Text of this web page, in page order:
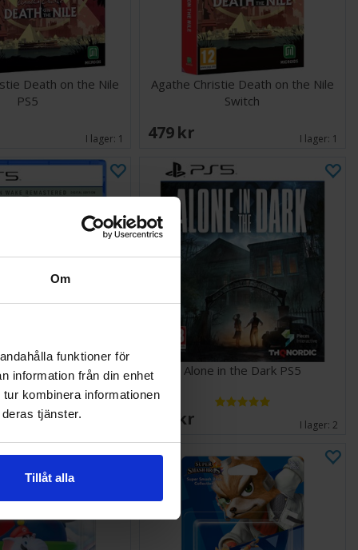
Om
funktioner för
information från din enhet
kombinera informationen
tjänster.
Tillåt alla
Death on the Nile
PS5
I lager: 1
Agathe Christie Death on the Nile
Switch
479 SEK I lager: 1
Deluxe Edition PS5 Alone in the Dark PS5
199 SEK I lager:2